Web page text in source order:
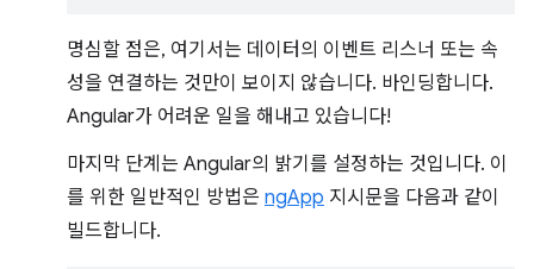
명심할 점은, 여기서는 데이터의 이벤트 리스너 또는 속
성을 연결하는 것만이 보이지 않습니다. 바인딩합니다.
Angular가 어려운 일을 해내고 있습니다!
마지막 단계는 Angular의 밝기를 설정하는 것입니다. 이
를 위한 일반적인 방법은 ngApp 지시문을 다음과 같이
빌드합니다.